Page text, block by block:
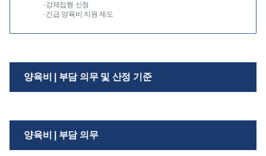
-강제집행 신청
-긴급 양육비 지원 제도
양육비 | 부담 의무 및 산정 기준
양육비 | 부담 의무